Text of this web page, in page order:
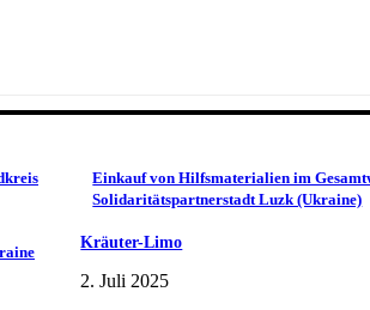
Einkauf von Hilfsmaterialien im
Solidaritätspartnerstadt Luzk (Ukraine)
Kräuter-Limo
2. Juli 2025